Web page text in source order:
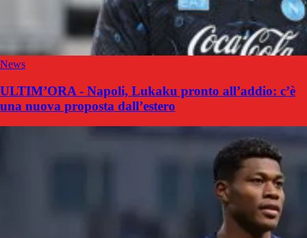
News
ULTIM’ORA - Napoli, Lukaku pronto all’addio: c’è
una nuova proposta dall’estero